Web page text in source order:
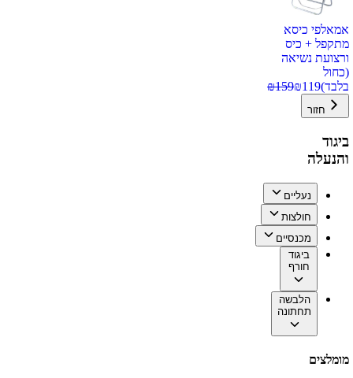
אמאלפי כיסא
מתקפל + כיס
ורצועת נשיאה
(כחול
בלבד)
₪119
₪159
חזור
ביגוד
והנעלה
נעליים
חולצות
מכנסיים
ביגוד
חורף
הלבשה
תחתונה
מומלצים